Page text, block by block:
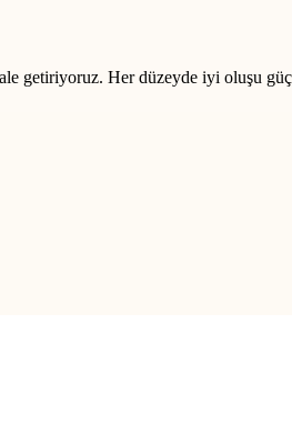
getiriyoruz. Her düzeyde iyi oluşu